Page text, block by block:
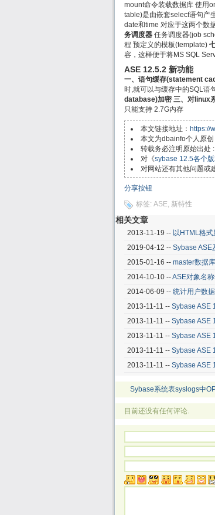
mount命令装载数据库 使用
table)是由嵌套select语句产
date和time 对应于这两个数
务调度器 任务调度器(job
程 预定义的模板(template)
容，这样便于将MS SQL
ASE 12.5.2 新功能
一、语句缓存(statement
时,就可以与缓存中的SQL语
database)加密 三、对linux
只能支持 2.7G内存
本文链接地址： https://
本文为dbainfo个人原
转载务必注明原始出处 :
对《sybase 12.5各个
对网站还有其他问题或
分享按钮
标签: ASE, 新特性
相关文章
2013-11-19 -- 以HTML格
2019-04-12 -- Sybase ASE
2015-01-16 -- master数据
2014-10-10 --ASE对象名
2014-06-09 -- 统计用户数
2013-11-11 -- Sybase ASE
2013-11-11 -- Sybase ASE
2013-11-11 -- Sybase ASE
2013-11-11 -- Sybase ASE
2013-11-11 -- Sybase ASE
Sybase系统表syslogs中
目前还没有任何评论.